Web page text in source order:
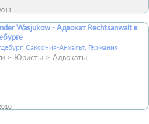
Wasjukow - Адвокат Rechtsanwalt в
Саксония-Анхальт, Германия
Юристы Адвокаты